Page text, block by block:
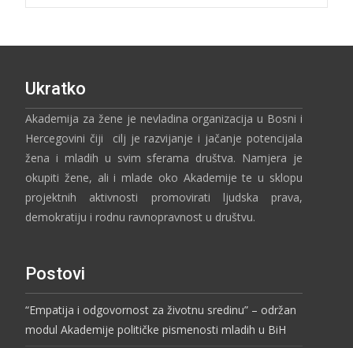
Ukratko
Akademija za žene je nevladina organizacija u Bosni i
Hercegovini čiji cilj je razvijanje i jačanje potencijala
žena i mladih u svim sferama društva. Namjera je
okupiti žene, ali i mlade oko Akademije te u sklopu
projektnih aktivnosti promovirati ljudska prava,
demokratiju i rodnu ravnopravnost u društvu.
Postovi
“Empatija i odgovornost za životnu sredinu” – održan
modul Akademije političke pismenosti mladih u BiH